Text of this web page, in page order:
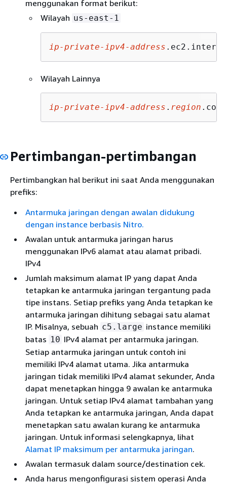
menggunakan format berikut:
Wilayah us-east-1
ip-private-ipv4-address
Wilayah Lainnya
ip-private-ipv4-address . region
Pertimbangan-pertimbangan
Pertimbangkan hal berikut ini saat Anda menggunakan
prefiks:
Antarmuka jaringan dengan awalan didukung
dengan instance berbasis Nitro.
Awalan untuk antarmuka jaringan harus
menggunakan IPv6 alamat atau alamat pribadi.
IPv4
Jumlah maksimum alamat IP yang dapat Anda
tetapkan ke antarmuka jaringan tergantung pada
tipe instans. Setiap prefiks yang Anda tetapkan ke
antarmuka jaringan dihitung sebagai satu alamat
IP. Misalnya, sebuah c5.large instance memiliki
batas 10 IPv4 alamat per antarmuka jaringan.
Setiap antarmuka jaringan untuk contoh ini
memiliki IPv4 alamat utama. Jika antarmuka
jaringan tidak memiliki IPv4 alamat sekunder, Anda
dapat menetapkan hingga 9 awalan ke antarmuka
jaringan. Untuk setiap IPv4 alamat tambahan yang
Anda tetapkan ke antarmuka jaringan, Anda dapat
menetapkan satu awalan kurang ke antarmuka
jaringan. Untuk informasi selengkapnya, lihat
Alamat IP maksimum per antarmuka jaringan.
Awalan termasuk dalam source/destination cek.
Anda harus mengonfigurasi sistem operasi Anda